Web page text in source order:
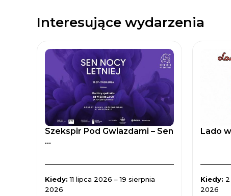
Interesujące wydarzenia
Szekspir Pod Gwiazdami – Sen
...
Kiedy:11 lipca 2026 – 19 sierpnia
2026
Lado
Kiedy:
2026